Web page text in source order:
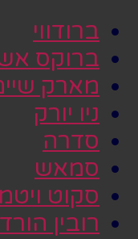
ברודווי
ברוקס
מארק
ניו יורק
סדרה
סמאש
סקוט
רובין